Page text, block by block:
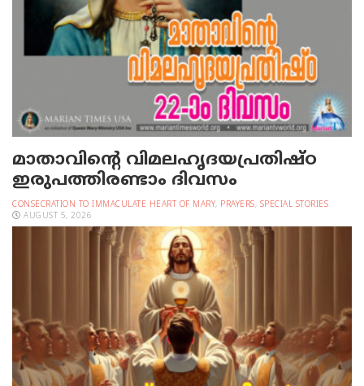
മാതാവിന്റെ വിമലഹൃദയപ്രതിഷ്ഠ
ഇരുപത്തിരണ്ടാം ദിവസം
CONSECRATION TO IMMACULATE HEART OF MARY, PRAYERS, SPECIAL STORIES
AUGUST 5, 2026